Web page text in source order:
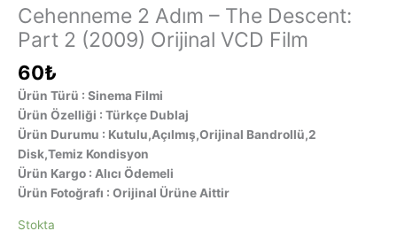
Cehenneme 2 Adım – The Descent:
Part 2 (2009) Orijinal VCD Film
60₺
Ürün Türü : Sinema Filmi
Ürün Özelliği : Türkçe Dublaj
Ürün Durumu : Kutulu,Açılmış,Orijinal Bandrollü,2
Disk,Temiz Kondisyon
Ürün Kargo : Alıcı Ödemeli
Ürün Fotoğrafı : Orijinal Ürüne Aittir
Stokta